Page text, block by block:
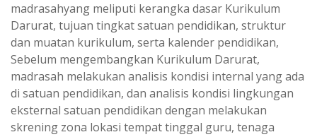
madrasahyang meliputi kerangka dasar Kurikulum
Darurat, tujuan tingkat satuan pendidikan, struktur
dan muatan kurikulum, serta kalender pendidikan,
Sebelum mengembangkan Kurikulum Darurat,
madrasah melakukan analisis kondisi internal yang ada
di satuan pendidikan, dan analisis kondisi lingkungan
eksternal satuan pendidikan dengan melakukan
skrening zona lokasi tempat tinggal guru, tenaga